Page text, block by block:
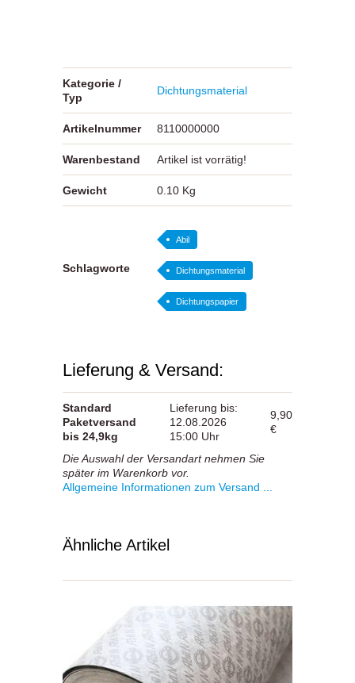
Kategorie /
Typ
Dichtungsmaterial
Artikelnummer 8110000000
Warenbestand Artikel ist vorrätig!
Gewicht 0.10 Kg
Schlagworte
Abil
Dichtungsmaterial
Dichtungspapier
Lieferung & Versand:
Standard
Paketversand
bis 24,9kg
Lieferung bis:
12.08.2026
15:00 Uhr
9,90
€
Die Auswahl der Versandart nehmen Sie
später im Warenkorb vor.
Allgemeine Informationen zum Versand ...
Ähnliche Artikel